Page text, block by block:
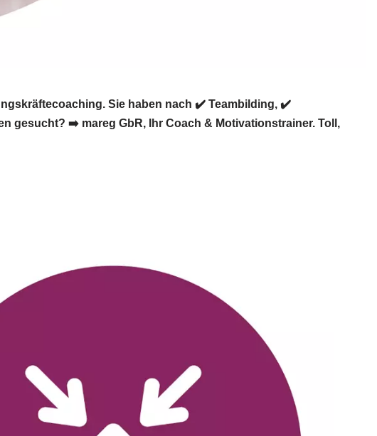
Sie haben nach ✔️ Teambilding, ✔️
➡️ mareg GbR, Ihr Coach & Motivationstrainer. Toll,